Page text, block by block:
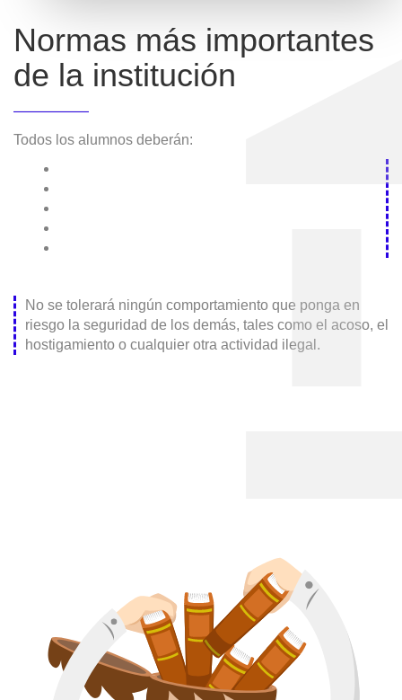
Normas más importantes
de la institución
Todos los alumnos deberán:
No se tolerará ningún comportamiento que ponga en
riesgo la seguridad de los demás, tales como el acoso, el
hostigamiento o cualquier otra actividad ilegal.